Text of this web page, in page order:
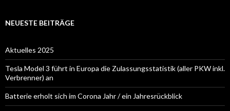
NEUESTE BEITRÄGE
Aktuelles 2025
Tesla Model 3 führt in Europa die Zulassungsstatistik (aller PKW inkl.
Verbrenner) an
Batterie erholt sich im Corona Jahr / ein Jahresrückblick